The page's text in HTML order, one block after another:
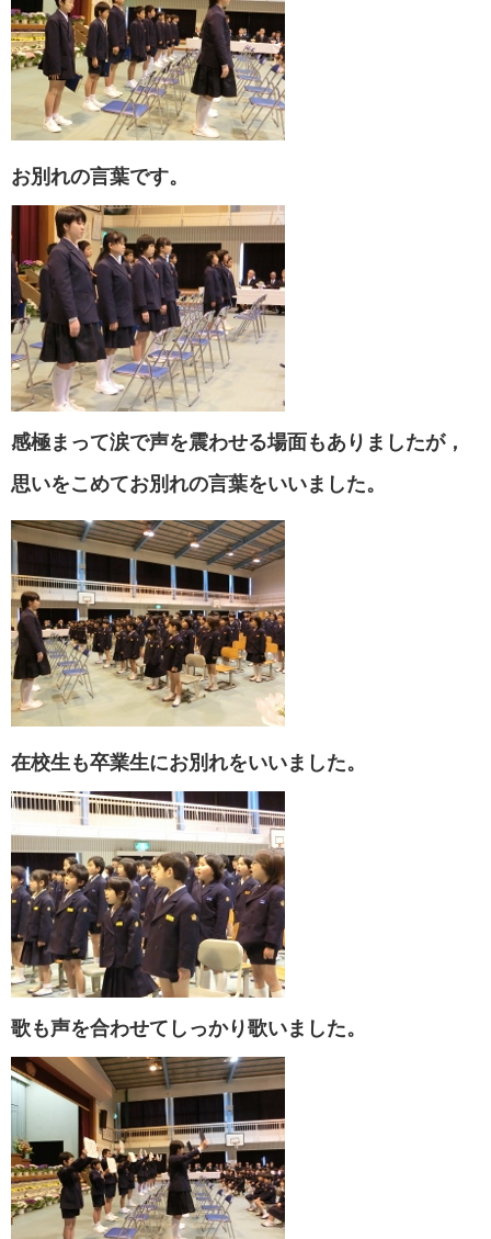
お別れの言葉です。
感極まって涙で声を震わせる場面もありましたが，
思いをこめてお別れの言葉をいいました。
在校生も卒業生にお別れをいいました。
歌も声を合わせてしっかり歌いました。